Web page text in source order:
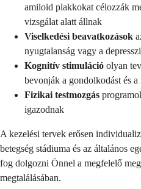
amiloid plakkokat célozzák
vizsgálat alatt állnak
Viselkedési beavatkozások
nyugtalanság vagy a
Kognitív stimuláció olyan
bevonják a gondolkodást és a
Fizikai testmozgás
igazodnak
A kezelési tervek erősen
betegség stádiuma és az általános
fog dolgozni Önnel a megfelelő
megtalálásában.